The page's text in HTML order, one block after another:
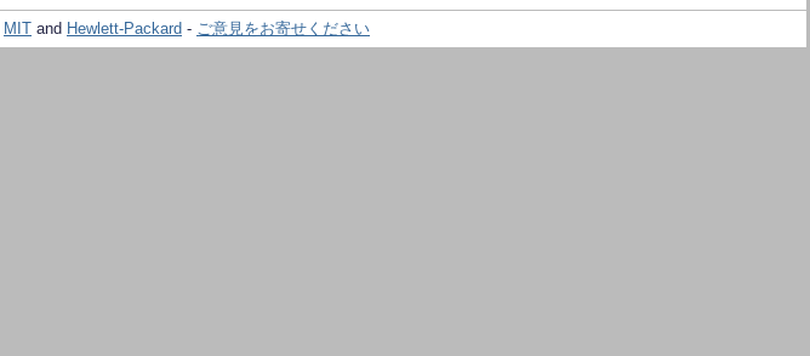
MIT and Hewlett-Packard - ご意見をお寄せください